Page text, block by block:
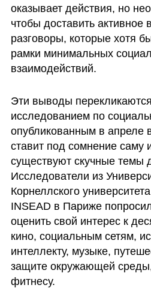
оказывает действия, но
чтобы доставить активное
разговоры, которые хотя
рамки минимальных
взаимодействий.
Эти выводы
исследованием по
опубликованным в апреле
ставит под сомнение саму
существуют скучные темы
Исследователи из
Корнеллского
INSEAD в Париже
оценить свой интерес к
кино, социальным сетям,
интеллекту, музыке,
защите окружающей
фитнесу.